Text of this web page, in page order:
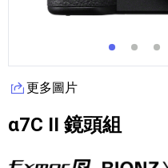
更多圖片
α7C II 鏡頭組